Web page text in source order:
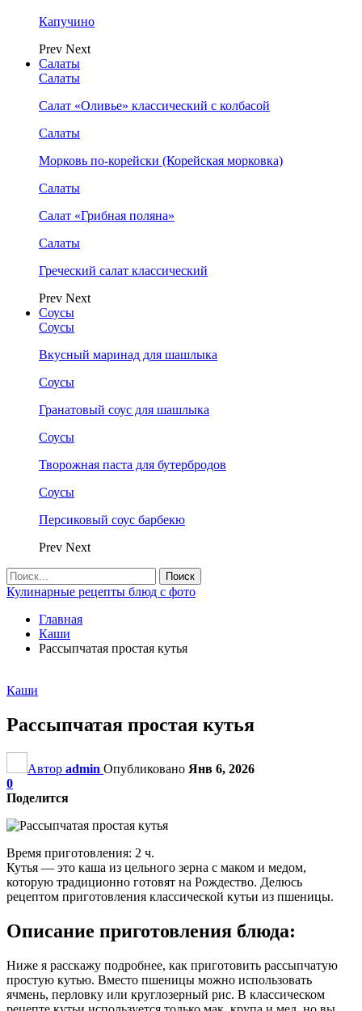
Капучино
Prev Next
Салаты
Салаты
Салат «Оливье» классический с колбасой
Салаты
Морковь по-корейски (Корейская морковка)
Салаты
Салат «Грибная поляна»
Салаты
Греческий салат классический
Prev Next
Соусы
Соусы
Вкусный маринад для шашлыка
Соусы
Гранатовый соус для шашлыка
Соусы
Творожная паста для бутербродов
Соусы
Персиковый соус барбекю
Prev Next
Кулинарные рецепты блюд с фото
Главная
Каши
Рассыпчатая простая кутья
Каши
Рассыпчатая простая кутья
Автор admin Опубликовано Янв 6, 2026
0
Поделится
Время приготовления: 2 ч.
Кутья — это каша из цельного зерна с маком и медом,
которую традиционно готовят на Рождество. Делюсь
рецептом приготовления классической кутьи из пшеницы.
Описание приготовления блюда:
Ниже я расскажу подробнее, как приготовить рассыпчатую
простую кутью. Вместо пшеницы можно использовать
ячмень, перловку или круглозерный рис. В классическом